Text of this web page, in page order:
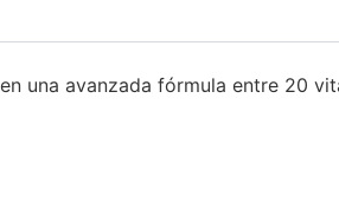
una avanzada fórmula entre 20